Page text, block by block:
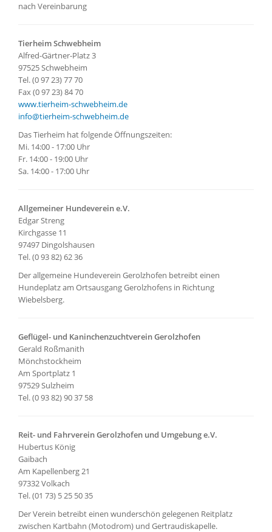
nach Vereinbarung
Tierheim Schwebheim
Alfred-Gärtner-Platz 3
97525 Schwebheim
Tel. (0 97 23) 77 70
Fax (0 97 23) 84 70
www.tierheim-schwebheim.de
info@tierheim-schwebheim.de
Das Tierheim hat folgende Öffnungszeiten:
Mi. 14:00 - 17:00 Uhr
Fr. 14:00 - 19:00 Uhr
Sa. 14:00 - 17:00 Uhr
Allgemeiner Hundeverein e.V.
Edgar Streng
Kirchgasse 11
97497 Dingolshausen
Tel. (0 93 82) 62 36
Der allgemeine Hundeverein Gerolzhofen betreibt einen
Hundeplatz am Ortsausgang Gerolzhofens in Richtung
Wiebelsberg.
Geflügel- und Kaninchenzuchtverein Gerolzhofen
Gerald Roßmanith
Mönchstockheim
Am Sportplatz 1
97529 Sulzheim
Tel. (0 93 82) 90 37 58
Reit- und Fahrverein Gerolzhofen und Umgebung e.V.
Hubertus König
Gaibach
Am Kapellenberg 21
97332 Volkach
Tel. (01 73) 5 25 50 35
Der Verein betreibt einen wunderschön gelegenen Reitplatz
zwischen Kartbahn (Motodrom) und Gertraudiskapelle.